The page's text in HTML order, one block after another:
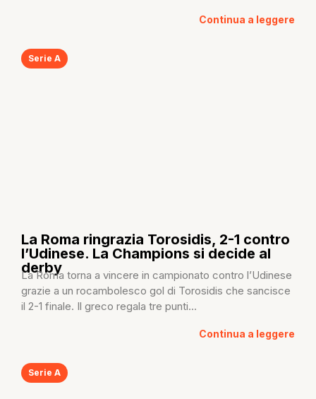
Continua a leggere
Serie A
La Roma ringrazia Torosidis, 2-1 contro
l’Udinese. La Champions si decide al
derby
La Roma torna a vincere in campionato contro l’Udinese
grazie a un rocambolesco gol di Torosidis che sancisce
il 2-1 finale. Il greco regala tre punti...
Continua a leggere
Serie A